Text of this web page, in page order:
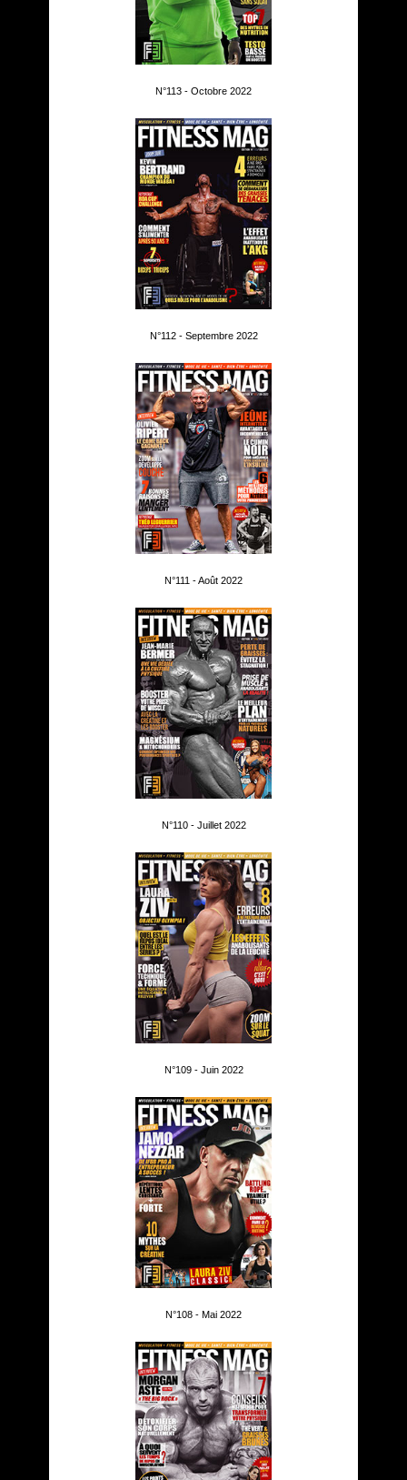
N°113 - Octobre 2022
N°112 - Septembre 2022
N°111 - Août 2022
N°110 - Juillet 2022
N°109 - Juin 2022
N°108 - Mai 2022